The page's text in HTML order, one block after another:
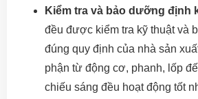
Kiểm tra và bảo dưỡng định
đều được kiểm tra kỹ thuật và
đúng quy định của nhà sản
phận từ động cơ, phanh, lốp
chiếu sáng đều hoạt động tốt